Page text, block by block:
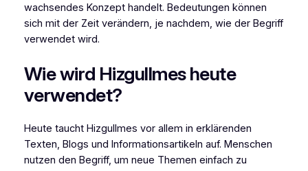
wachsendes Konzept handelt. Bedeutungen können
sich mit der Zeit verändern, je nachdem, wie der Begriff
verwendet wird.
Wie wird Hizgullmes heute
verwendet?
Heute taucht Hizgullmes vor allem in erklärenden
Texten, Blogs und Informationsartikeln auf. Menschen
nutzen den Begriff, um neue Themen einfach zu